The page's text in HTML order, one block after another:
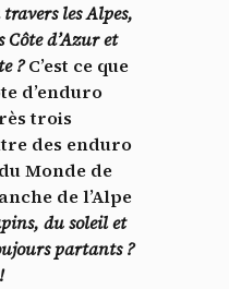
les Alpes,
Côte d’Azur et
?C’est ce que
d’enduro
trois
des enduro
Monde de
de l’Alpe
du soleil et
partants ?